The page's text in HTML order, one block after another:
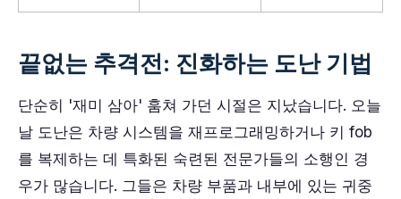
끝없는 추격전: 진화하는 도난 기법
단순히 '재미 삼아' 훔쳐 가던 시절은 지났습니다. 오늘
날 도난은 차량 시스템을 재프로그래밍하거나 키 fob
를 복제하는 데 특화된 숙련된 전문가들의 소행인 경
우가 많습니다. 그들은 차량 부품과 내부에 있는 귀중